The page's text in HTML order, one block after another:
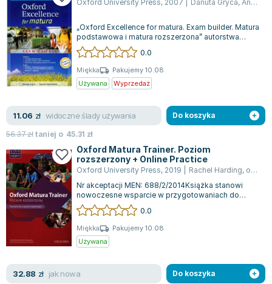
Lorraine Warren
Ajahn Brahm
Lucinda Riley
Jacek Walkiewicz
Oxford University Press, 2007 Danuta Gryca, Anna Sosnowska
„Oxford Excellence for matura. Exam builder. Matura
podstawowa i matura rozszerzona” autorstwa
Danuty Grycy i Joanny Sosnowskiej t...
0.0
Miękka
Pakujemy 10.08
Używana
Wyprzedaż
11.06 zł widoczne ślady używania
56.37złtaniej o 45.31 zł
Do koszyka
Oxford Matura Trainer. Poziom
rozszerzony + Online Practice
Oxford University Press, 2019 Rachel Harding, opracowanie zbiorowe
Nr akceptacji MEN: 688/2/2014Książka stanowi
nowoczesne wsparcie w przygotowaniach do
egzaminu maturalnego. Oferuje kompleksowe ro...
0.0
Miękka
Pakujemy 10.08
Używana
32.88 zł jak nowa Do koszyka